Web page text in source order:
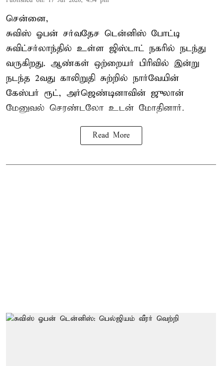
சென்னை,
சுவிஸ் ஓபன் சர்வதேச டென்னிஸ் போட்டி
சுவிட்சர்லாந்தில் உள்ள ஜிஸ்டாட் நகரில் நடந்து
வருகிறது. ஆண்கள் ஒற்றையர் பிரிவில் இன்று
நடந்த 2வது காலிறுதி சுற்றில் நார்வேயின்
கேஸ்பர் ரூட், அர்ஜெண்டினாவின் ஜுலான்
மேனுவல் செரண்டலோ உடன் மோதினார்.
Read More